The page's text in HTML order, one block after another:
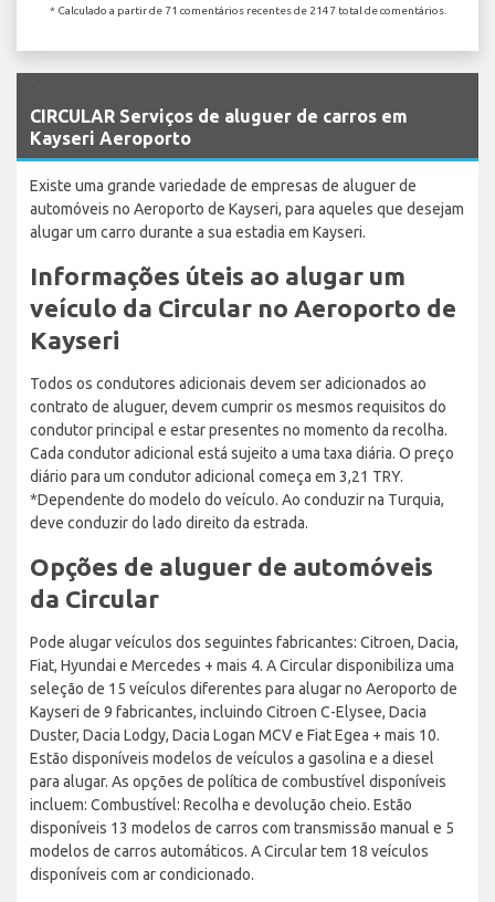
* Calculado a partir de 71 comentários recentes de 2147 total de comentários.
CIRCULAR Serviços de aluguer de carros em
Kayseri Aeroporto
Existe uma grande variedade de empresas de aluguer de
automóveis no Aeroporto de Kayseri, para aqueles que desejam
alugar um carro durante a sua estadia em Kayseri.
Informações úteis ao alugar um
veículo da Circular no Aeroporto de
Kayseri
Todos os condutores adicionais devem ser adicionados ao
contrato de aluguer, devem cumprir os mesmos requisitos do
condutor principal e estar presentes no momento da recolha.
Cada condutor adicional está sujeito a uma taxa diária. O preço
diário para um condutor adicional começa em 3,21 TRY.
*Dependente do modelo do veículo. Ao conduzir na Turquia,
deve conduzir do lado direito da estrada.
Opções de aluguer de automóveis
da Circular
Pode alugar veículos dos seguintes fabricantes: Citroen, Dacia,
Fiat, Hyundai e Mercedes + mais 4. A Circular disponibiliza uma
seleção de 15 veículos diferentes para alugar no Aeroporto de
Kayseri de 9 fabricantes, incluindo Citroen C-Elysee, Dacia
Duster, Dacia Lodgy, Dacia Logan MCV e Fiat Egea + mais 10.
Estão disponíveis modelos de veículos a gasolina e a diesel
para alugar. As opções de política de combustível disponíveis
incluem: Combustível: Recolha e devolução cheio. Estão
disponíveis 13 modelos de carros com transmissão manual e 5
modelos de carros automáticos. A Circular tem 18 veículos
disponíveis com ar condicionado.